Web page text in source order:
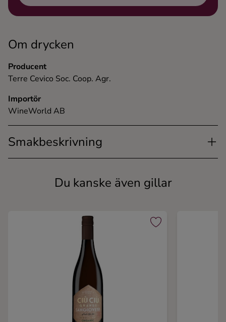
Om drycken
Producent
Terre Cevico Soc. Coop. Agr.
Importör
WineWorld AB
Smakbeskrivning
Du kanske även gillar